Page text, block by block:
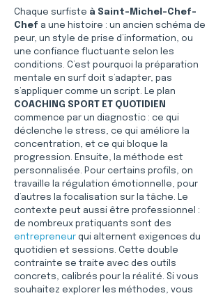
Chaque surfiste à Saint-Michel-Chef-
Chef a une histoire : un ancien schéma de
peur, un style de prise d’information, ou
une confiance fluctuante selon les
conditions. C’est pourquoi la préparation
mentale en surf doit s’adapter, pas
s’appliquer comme un script. Le plan
COACHING SPORT ET QUOTIDIEN
commence par un diagnostic : ce qui
déclenche le stress, ce qui améliore la
concentration, et ce qui bloque la
progression. Ensuite, la méthode est
personnalisée. Pour certains profils, on
travaille la régulation émotionnelle, pour
d’autres la focalisation sur la tâche. Le
contexte peut aussi être professionnel :
de nombreux pratiquants sont des
entrepreneur qui alternent exigences du
quotidien et sessions. Cette double
contrainte se traite avec des outils
concrets, calibrés pour la réalité. Si vous
souhaitez explorer les méthodes, vous